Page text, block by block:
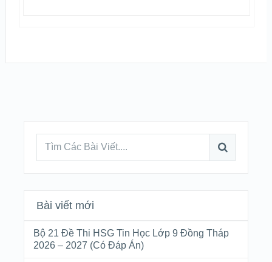
Bài viết mới
Bộ 21 Đề Thi HSG Tin Học Lớp 9 Đồng Tháp
2026 – 2027 (Có Đáp Án)